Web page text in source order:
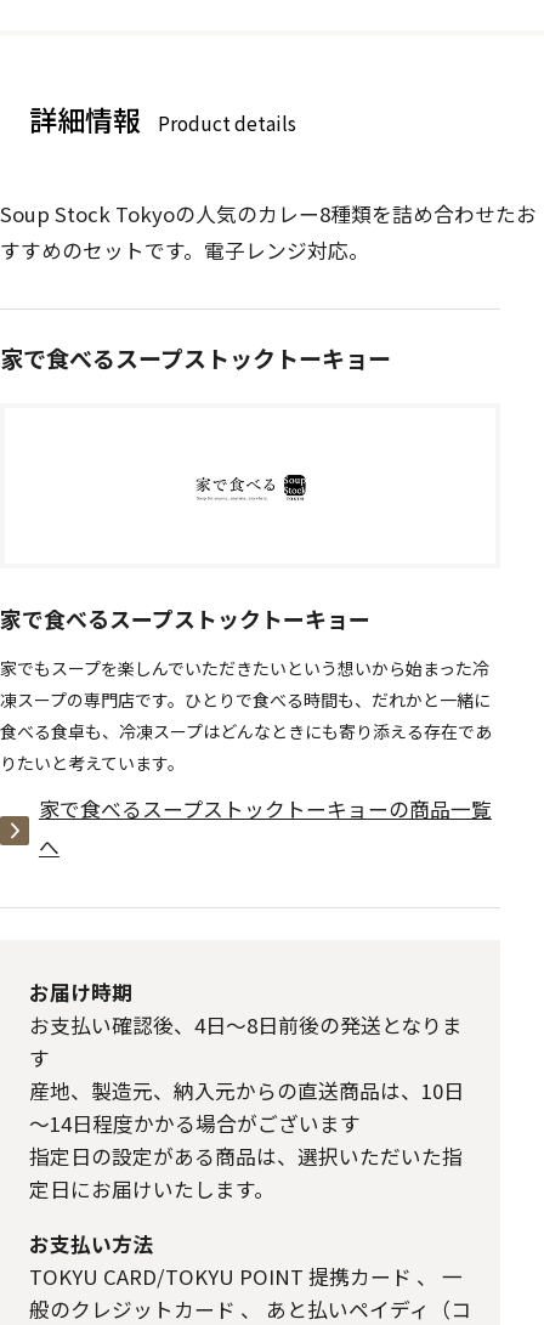
詳細情報 Product details
Soup Stock Tokyoの人気のカレー8種類を詰め合わせたお
すすめのセットです。電子レンジ対応。
家で食べるスープストックトーキョー
家で食べるスープストックトーキョー
家でもスープを楽しんでいただきたいという想いから始まった冷
凍スープの専門店です。ひとりで食べる時間も、だれかと一緒に
食べる食卓も、冷凍スープはどんなときにも寄り添える存在であ
りたいと考えています。
家で食べるスープストックトーキョーの商品一覧
へ
お届け時期
お支払い確認後、4日～8日前後の発送となりま
す
産地、製造元、納入元からの直送商品は、10日
～14日程度かかる場合がございます
指定日の設定がある商品は、選択いただいた指
定日にお届けいたします。
お支払い方法
TOKYU CARD/TOKYU POINT 提携カード 、 一
般のクレジットカード 、 あと払いペイディ（コ